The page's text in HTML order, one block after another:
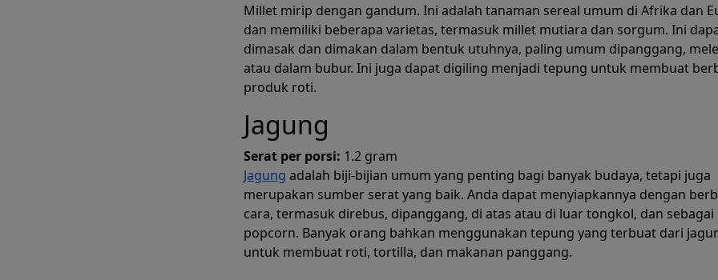
Millet mirip dengan gandum. Ini adalah tanaman sereal umum di Afrika dan
dan memiliki beberapa varietas, termasuk millet mutiara dan sorgum. Ini
dimasak dan dimakan dalam bentuk utuhnya, paling umum dipanggang,
atau dalam bubur. Ini juga dapat digiling menjadi tepung untuk membuat
produk roti.
Jagung
Serat per porsi: 1.2 gram
Jagung adalah biji-bijian umum yang penting bagi banyak budaya, tetapi juga
merupakan sumber serat yang baik. Anda dapat menyiapkannya dengan
cara, termasuk direbus, dipanggang, di atas atau di luar tongkol, dan sebagai
popcorn. Banyak orang bahkan menggunakan tepung yang terbuat dari
untuk membuat roti, tortilla, dan makanan panggang.